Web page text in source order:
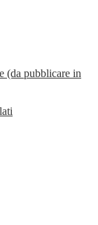
(da pubblicare in